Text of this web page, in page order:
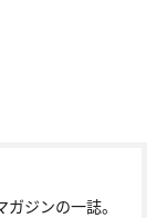
ジンの一誌。